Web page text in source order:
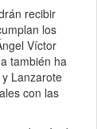
recibir
los
Víctor
también ha
Lanzarote
con las